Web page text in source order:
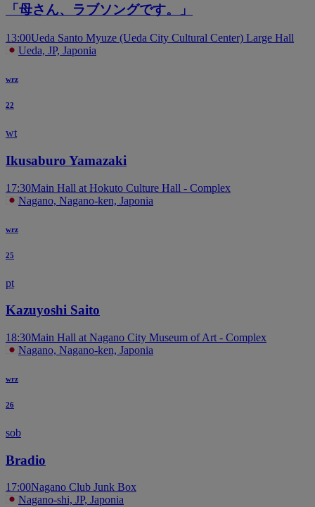
「母さん、ラブソングです。」
13:00Ueda Santo Myuze (Ueda City Cultural Center) Large Hall
Ueda, JP, Japonia
wrz
22
wt
Ikusaburo Yamazaki
17:30Main Hall at Hokuto Culture Hall - Complex
Nagano, Nagano-ken, Japonia
wrz
25
pt
Kazuyoshi Saito
18:30Main Hall at Nagano City Museum of Art - Complex
Nagano, Nagano-ken, Japonia
wrz
26
sob
Bradio
17:00Nagano Club Junk Box
Nagano-shi, JP, Japonia